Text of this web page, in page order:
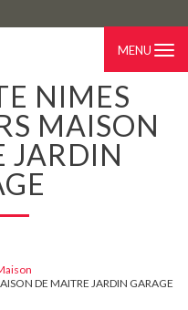
MENU
MAISON
JARDIN
DE MAITRE JARDIN GARAGE